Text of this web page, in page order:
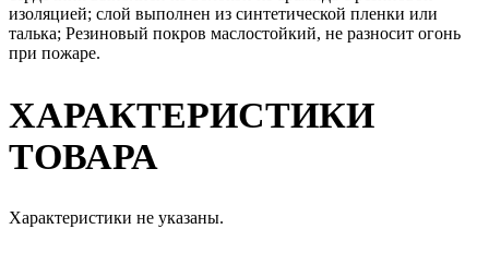
изоляцией; слой выполнен из синтетической пленки или
талька; Резиновый покров маслостойкий, не разносит огонь
при пожаре.
ХАРАКТЕРИСТИКИ
ТОВАРА
Характеристики не указаны.